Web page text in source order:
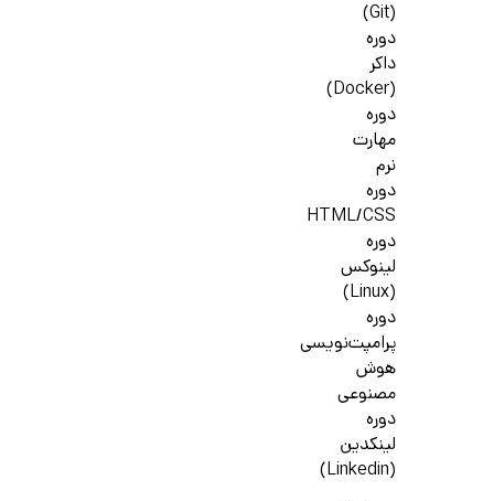
(Git)
دوره
داکر
(Docker)
دوره
مهارت
نرم
دوره
HTML/CSS
دوره
لینوکس
(Linux)
دوره
پرامپت‌نویسی
هوش
مصنوعی
دوره
لینکدین
(Linkedin)